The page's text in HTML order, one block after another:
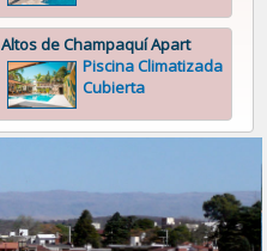
Altos de Champaquí Apart
Piscina Climatizada
Cubierta